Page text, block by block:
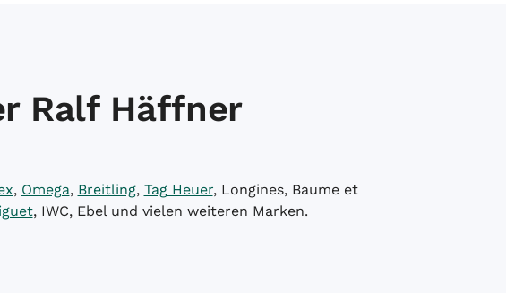
Ralf Häffner
, Omega, Breitling, Tag Heuer, Longines, Baume et
, IWC, Ebel und vielen weiteren Marken.